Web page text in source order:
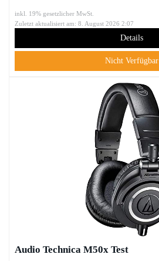
inkl. 19% gesetzlicher MwSt.
Zuletzt aktualisiert am: 8. August 2026 2:07
Details
Nicht Verfügbar
Audio Technica M50x Test